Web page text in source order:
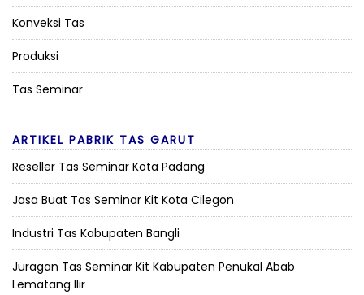
Konveksi Tas
Produksi
Tas Seminar
ARTIKEL PABRIK TAS GARUT
Reseller Tas Seminar Kota Padang
Jasa Buat Tas Seminar Kit Kota Cilegon
Industri Tas Kabupaten Bangli
Juragan Tas Seminar Kit Kabupaten Penukal Abab
Lematang Ilir